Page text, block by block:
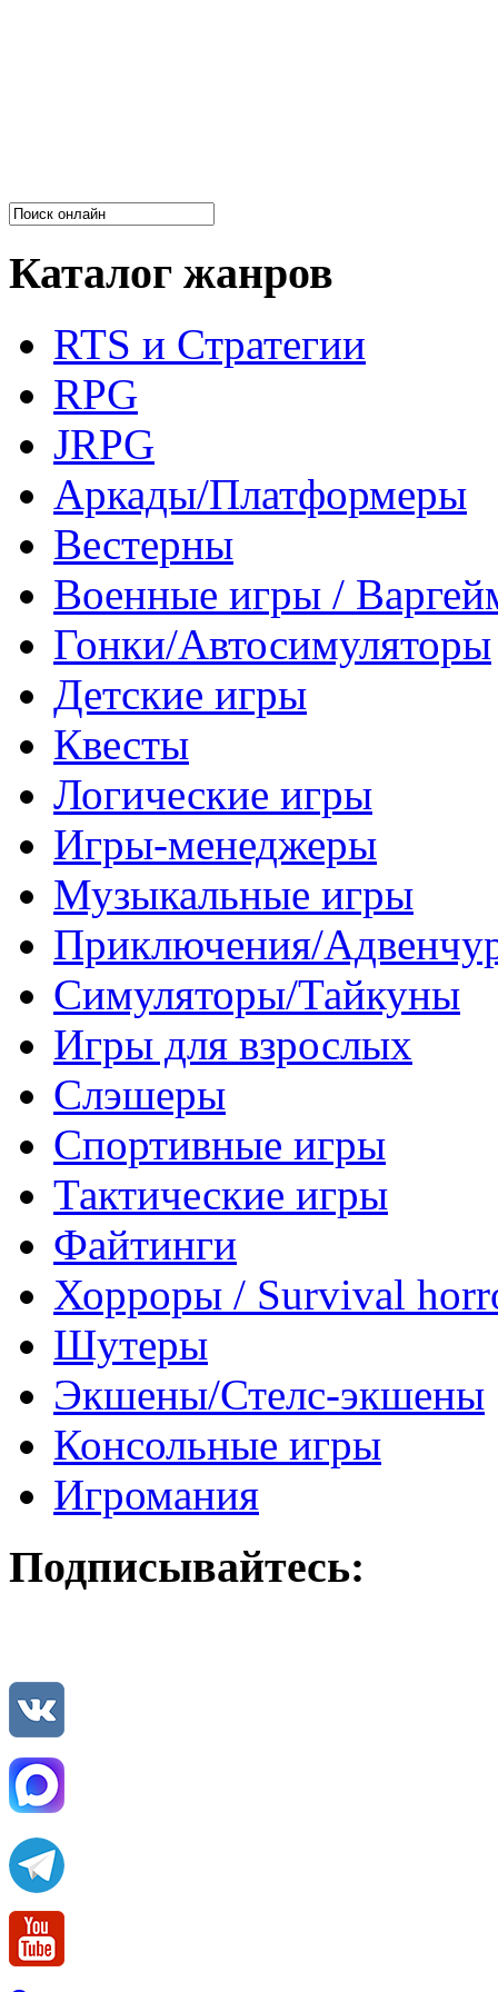
Каталог жанров
RTS и Стратегии
RPG
JRPG
Аркады/Платформеры
Вестерны
Военные игры /
Гонки/Автосимуляторы
Детские игры
Квесты
Логические игры
Игры-менеджеры
Музыкальные игры
Приключения/
Симуляторы/Тайкуны
Игры для взрослых
Слэшеры
Спортивные игры
Тактические игры
Файтинги
Хорроры / Survival
Шутеры
Экшены/Стелс-экшены
Консольные игры
Игромания
Подписывайтесь: